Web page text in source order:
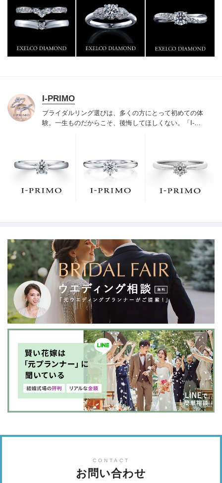
門店としてリングのデザインや品質にもこだわっていま
す。おふたりに本物の輝きを一生身に着けていただきた
い想いで「ヴァージン・ダイヤモンド」「ハードプラチ
ナ」「保証内容」にこだわっています。
I-PRIMO
ブライダルリング選びは、多くの方にとって初めての体
験。一生ものだからこそ、後悔してほしくない。「I-
でお待ちしております。リング選びの最初の一歩をご一
緒に。まずは、アイプリモへ。
CONTACT
お問い合わせ